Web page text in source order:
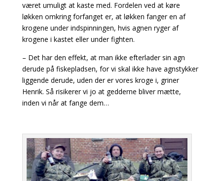
været umuligt at kaste med. Fordelen ved at køre
løkken omkring forfanget er, at løkken fanger en af
krogene under indspinningen, hvis agnen ryger af
krogene i kastet eller under fighten.
– Det har den effekt, at man ikke efterlader sin agn
derude på fiskepladsen, for vi skal ikke have agnstykker
liggende derude, uden der er vores kroge i, griner
Henrik. Så risikerer vi jo at gedderne bliver mætte,
inden vi når at fange dem…